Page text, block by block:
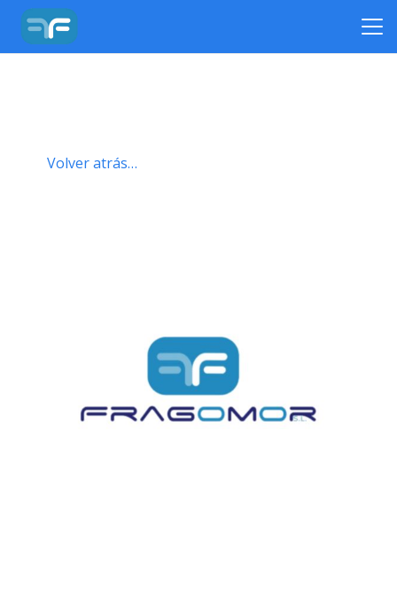
Volver atrás…